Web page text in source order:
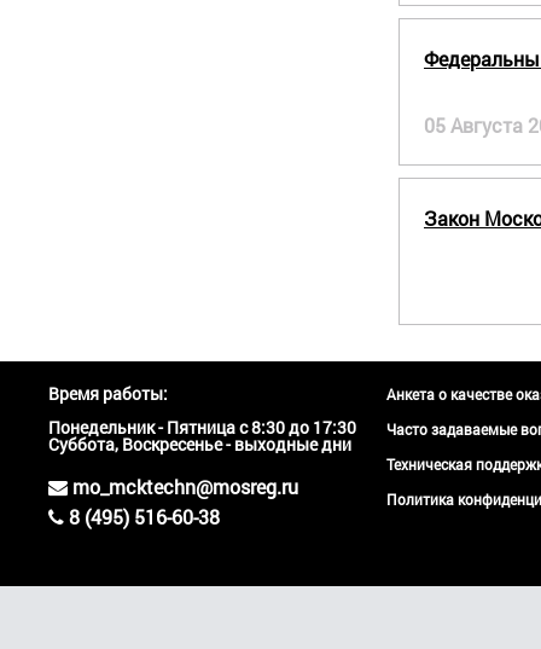
05 Августа
Закон
Время работы:
Понедельник - Пятница с 8:30 до 17:30
Суббота, Воскресенье - выходные дни
mo_mcktechn@mosreg.ru
8 (495) 516-60-38
Анкета о качестве
Часто задаваемые
Техническая
Политика